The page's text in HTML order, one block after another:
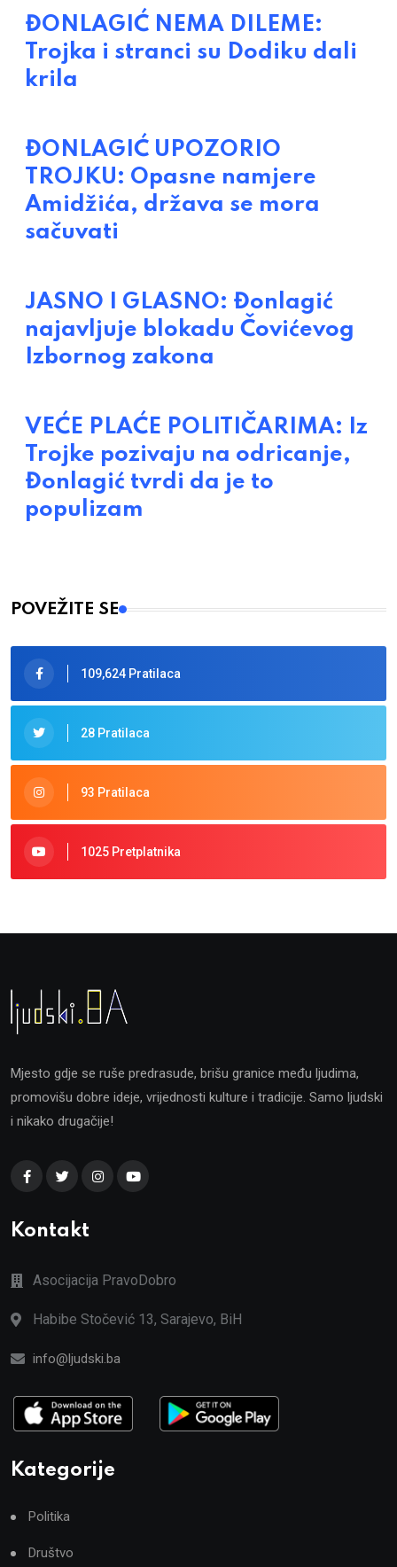
ĐONLAGIĆ NEMA DILEME:
Trojka i stranci su Dodiku dali
krila
ĐONLAGIĆ UPOZORIO
TROJKU: Opasne namjere
Amidžića, država se mora
sačuvati
JASNO I GLASNO: Đonlagić
najavljuje blokadu Čovićevog
Izbornog zakona
VEĆE PLAĆE POLITIČARIMA: Iz
Trojke pozivaju na odricanje,
Đonlagić tvrdi da je to
populizam
POVEŽITE SE
109,624 Pratilaca
28 Pratilaca
93 Pratilaca
1025 Pretplatnika
Mjesto gdje se ruše predrasude, brišu granice među ljudima,
promovišu dobre ideje, vrijednosti kulture i tradicije. Samo ljudski
i nikako drugačije!
Kontakt
Asocijacija PravoDobro
Habibe Stočević 13, Sarajevo, BiH
info@ljudski.ba
Kategorije
Politika
Društvo